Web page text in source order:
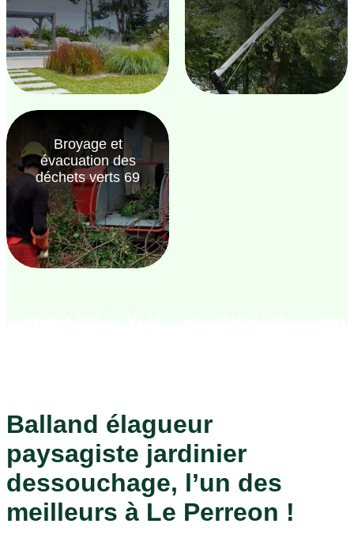
Broyage et
évacuation des
déchets verts 69
Balland élagueur
paysagiste jardinier
dessouchage, l’un des
meilleurs à Le Perreon !